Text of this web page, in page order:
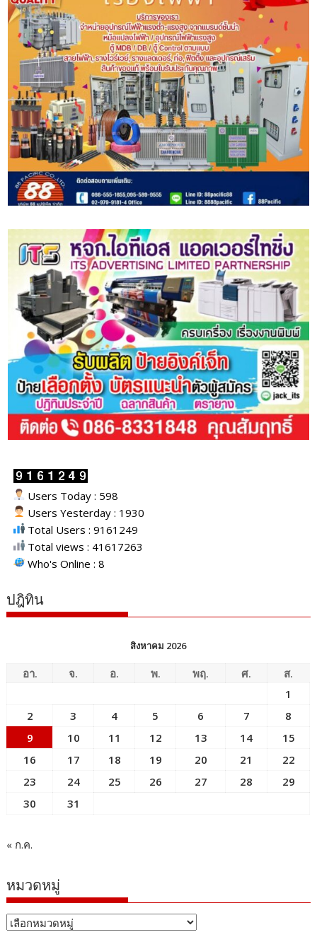
Users Today : 598
Users Yesterday : 1930
Total Users : 9161249
Total views : 41617263
Who's Online : 8
ปฎิทิน
สิงหาคม 2026
อา. จ. อ. พ. พฤ. ศ.
ส.
1
2
3 4 5 6 7
8
9
10 11 12 13 14
15
16
17 18 19 20 21
22
23
24 25 26 27 28
29
30
31
« ก.ค.
หมวดหมู่
หมวด